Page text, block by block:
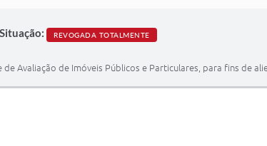
Situação: REVOGADA TOTALMENTE
Avaliação de Imóveis Públicos e Particulares, para fins de